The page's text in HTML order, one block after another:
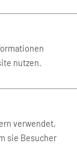
Airways
nutzen.
verwendet,
sie Besucher